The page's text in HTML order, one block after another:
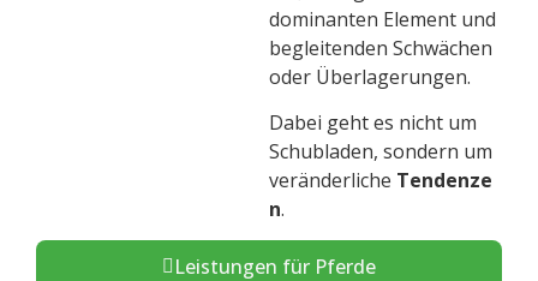
dominanten Element und
begleitenden Schwächen
oder Überlagerungen.
Dabei geht es nicht um
Schubladen, sondern um
veränderliche Tendenze
n.
Leistungen für Pferde